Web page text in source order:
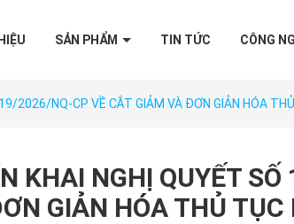
SẢN PHẨM TIN TỨC CÔNG
2026/NQ-CP VỀ CẮT GIẢM VÀ ĐƠN GIẢN HÓA
KHAI NGHỊ QUYẾT
GIẢN HÓA THỦ